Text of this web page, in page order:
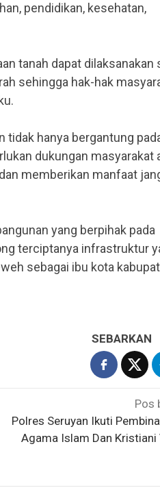
pendidikan, kesehatan,
tanah dapat dilaksanakan
sehingga hak-hak
tidak hanya bergantung
dukungan masyarakat
memberikan manfaat
yang berpihak pada
terciptanya infrastruktur
sebagai ibu kota
SEBARKAN
Pos
Polres Seruyan Ikuti
Agama Islam Dan